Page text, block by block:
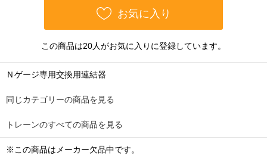
お気に入り
この商品は20人がお気に入りに登録しています。
Ｎゲージ専用交換用連結器
同じカテゴリーの商品を見る
トレーンのすべての商品を見る
※この商品はメーカー欠品中です。